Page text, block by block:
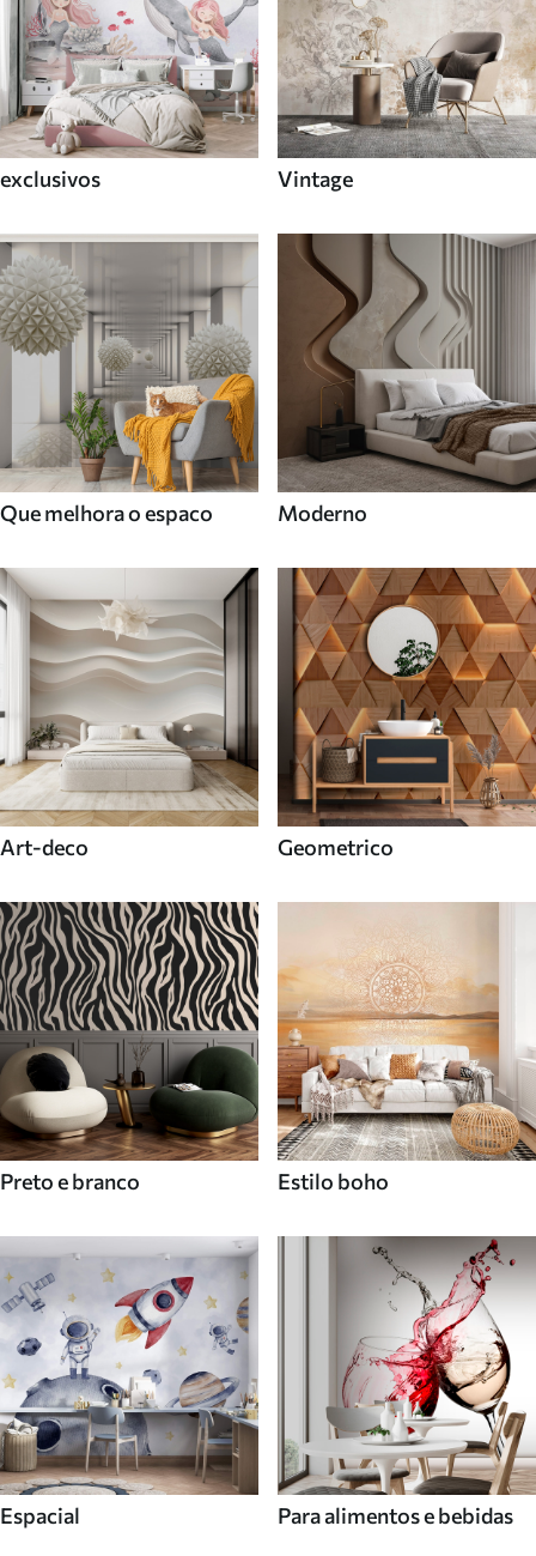
exclusivos Vintage
Que melhora o espaco Moderno
Art-deco Geometrico
Preto e branco Estilo boho
Espacial Para alimentos e bebidas